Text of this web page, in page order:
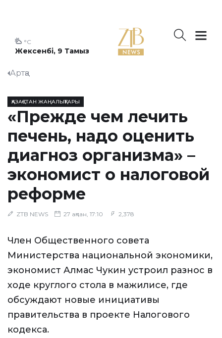
Жексенбі, 9 Тамыз
°C
Артқа
ҚАЗАҚСТАН ЖАҢАЛЫҚТАРЫ
«Прежде чем лечить
печень, надо оценить
диагноз организма» –
экономист о налоговой
реформе
ZTB NEWS 27 ақпан, 17:10 2,378
Член Общественного совета
Министерства национальной экономики,
экономист Алмас Чукин устроил разнос в
ходе круглого стола в мажилисе, где
обсуждают новые инициативы
правительства в проекте Налогового
кодекса.